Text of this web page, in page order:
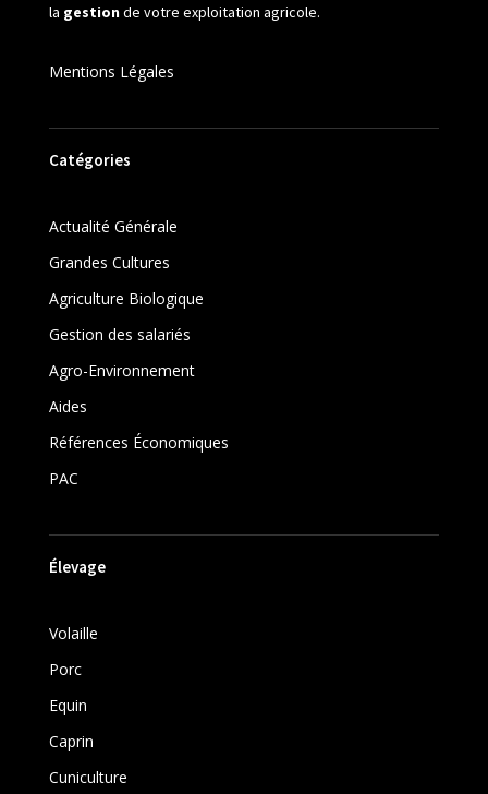
la gestionde votre exploitation agricole.
Mentions Légales
Catégories
Actualité Générale
Grandes Cultures
Agriculture Biologique
Gestion des salariés
Agro-Environnement
Aides
Références Économiques
PAC
Élevage
Volaille
Porc
Equin
Caprin
Cuniculture